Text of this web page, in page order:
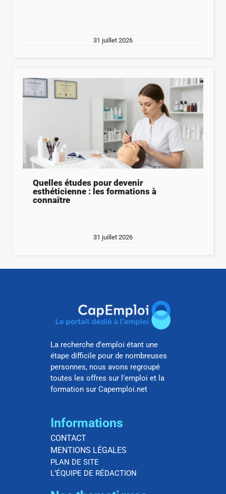
31 juillet 2026
Quelles études pour devenir
esthéticienne : les formations à
connaître
31 juillet 2026
La recherche d’emploi étant une
étape difficile pour de nombreuses
personnes, nous avons regroupé
toutes les offres sur l’emploi et la
formation sur Capemploi.net
Informations
CONTACT
MENTIONS LÉGALES
PLAN DE SITE
L’ÉQUIPE DE RÉDACTION